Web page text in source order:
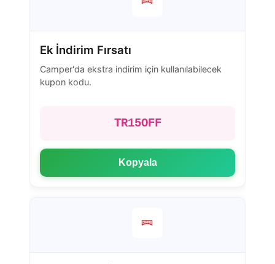
Ek İndirim Fırsatı
Camper'da ekstra indirim için kullanılabilecek
kupon kodu.
TR15OFF
Kopyala